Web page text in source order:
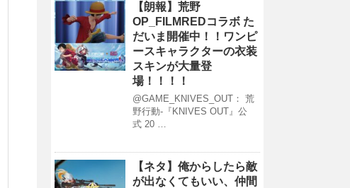
【朗報】荒野
OP_FILMREDコラボ た
だいま開催中！！ワンピ
ースキャラクターの衣装
スキンが大量登
場！！！！
@GAME_KNIVES_OUT： 荒
野行動-『KNIVES OUT』公
式 20 …
【ネタ】俺からしたら敵
が出なくてもいい、仲間